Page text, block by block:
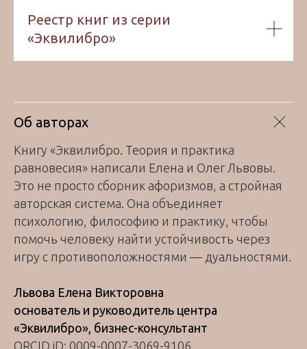
Реестр книг из серии
«Эквилибро»
Об авторах
Книгу «Эквилибро. Теория и практика
равновесия» написали Елена и Олег Львовы.
Это не просто сборник афоризмов, а стройная
авторская система. Она объединяет
психологию, философию и практику, чтобы
помочь человеку найти устойчивость через
игру с противоположностями — дуальностями.
Львова Елена Викторовна
основатель и руководитель центра
«Эквилибро», бизнес-консультант
ORCID iD: 0009-0007-3069-9106